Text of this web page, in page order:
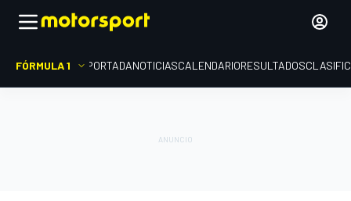
FÓRMULA 1 PORTADANOTICIASCALENDARIORESULTADOS